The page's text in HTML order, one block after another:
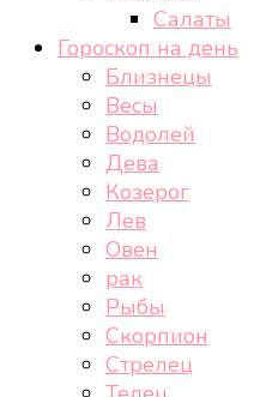
Салаты
Гороскоп на день
Близнецы
Весы
Водолей
Дева
Козерог
Лев
Овен
рак
Рыбы
Скорпион
Стрелец